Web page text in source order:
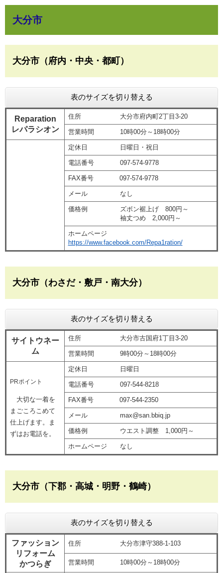
大分市
大分市（府内・中央・都町）
表のサイズを切り替える
Reparation
レパラシオン
住所 大分市府内町2丁目3-20
営業時間 10時00分～18時00分
定休日 日曜日・祝日
電話番号 097-574-9778
FAX番号 097-574-9778
メール なし
価格例 ズボン裾上げ 800円～
袖丈つめ 2,000円～
ホームページ
https://www.facebook.com/Repa1ration/
大分市（わさだ・敷戸・南大分）
表のサイズを切り替える
サイトウネー
ム
住所 大分市古国府1丁目3-20
営業時間 9時00分～18時00分
PRポイント
大切な一着を
まごころこめて
仕上げます。ま
ずはお電話を。
定休日 日曜日
電話番号 097-544-8218
FAX番号 097-544-2350
メール max@san.bbiq.jp
価格例 ウエスト調整 1,000円～
ホームページ なし
大分市（下郡・高城・明野・鶴崎）
表のサイズを切り替える
ファッション
リフォーム
かつらぎ
住所 大分市津守388-1-103
営業時間 10時00分～18時00分